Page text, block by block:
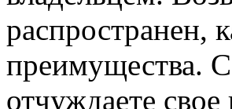
распространен,
преимущества.
отчуждаете